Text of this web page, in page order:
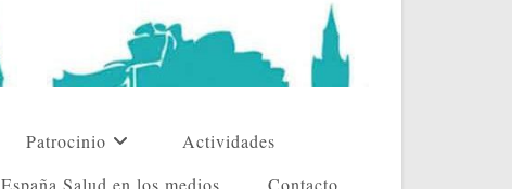
Patrocinio
Actividades
España Salud en los medios Contacto